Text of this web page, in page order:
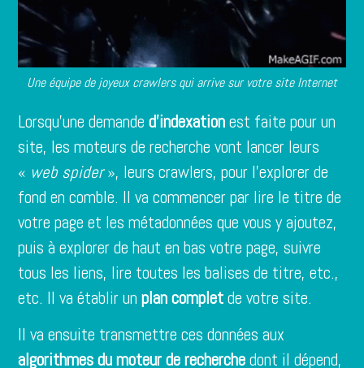
Une équipe de joyeux crawlers qui arrive sur votre site Internet
Lorsqu’une demanded’indexationest faite pour un
site, les moteurs de recherche vont lancer leurs
« web spider», leurs crawlers, pour l’explorer de
fond en comble. Il va commencer par lire le titre de
votre page et les métadonnées que vous y ajoutez,
puis à explorer de haut en bas votre page, suivre
tous les liens, lire toutes les balises de titre, etc.,
etc. Il va établir unplan completde votre site.
Il va ensuite transmettre ces données aux
algorithmes du moteur de recherchedont il dépend,